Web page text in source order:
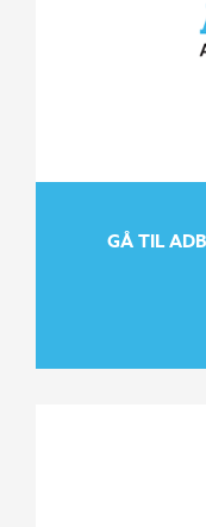
GÅ TIL